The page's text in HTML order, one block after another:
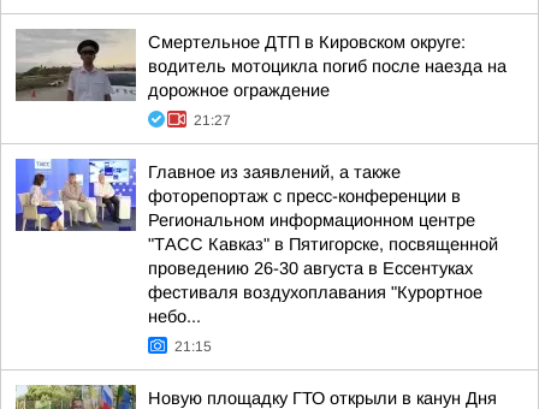
Смертельное ДТП в Кировском округе:
водитель мотоцикла погиб после наезда на
дорожное ограждение
21:27
Главное из заявлений, а также
фоторепортаж с пресс-конференции в
Региональном информационном центре
"ТАСС Кавказ" в Пятигорске, посвященной
проведению 26-30 августа в Ессентуках
фестиваля воздухоплавания "Курортное
небо...
21:15
Новую площадку ГТО открыли в канун Дня